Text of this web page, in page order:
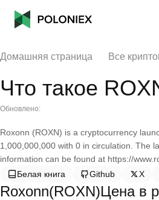
Домашняя страница Все
Что такое
Обновлено:
Roxonn (ROXN) is a cryptocurrency
1,000,000,000 with 0 in circulation. The
information can be found at https://
Белая книга
Github X
Roxonn(ROXN)Цена в